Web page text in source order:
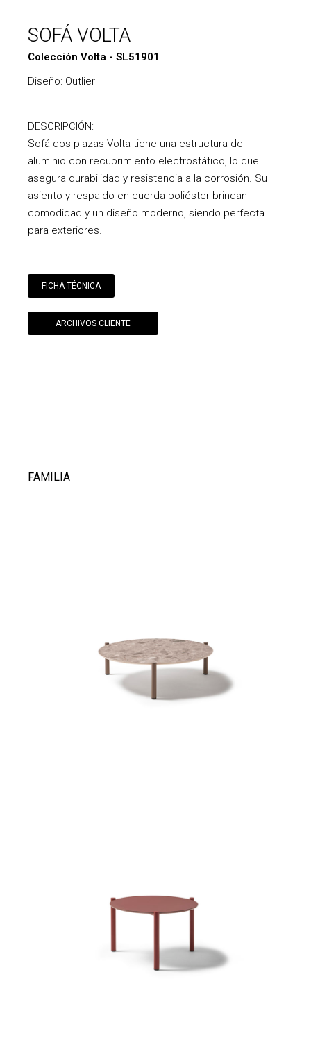
SOFÁ VOLTA
Colección Volta - SL51901
Diseño: Outlier
DESCRIPCIÓN:
Sofá dos plazas Volta tiene una estructura de
aluminio con recubrimiento electrostático, lo que
asegura durabilidad y resistencia a la corrosión. Su
asiento y respaldo en cuerda poliéster brindan
comodidad y un diseño moderno, siendo perfecta
para exteriores.
FICHA TÉCNICA
ARCHIVOS CLIENTE
FAMILIA